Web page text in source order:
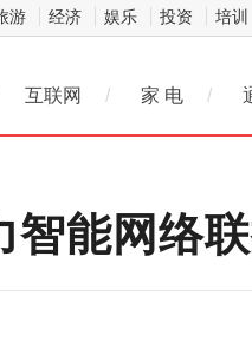
游 经济 娱乐 投资 培训
互联网 / 家 电 /
能网络